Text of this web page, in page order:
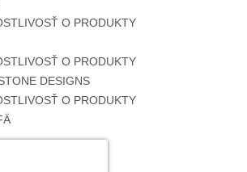
O PRODUKTY
O PRODUKTY
DESIGNS
O PRODUKTY